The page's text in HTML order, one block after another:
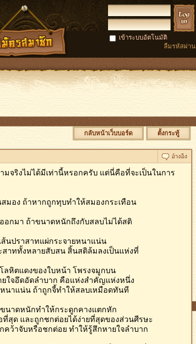
เข้าระบบอัตโนมัติ
ลืมรหัสผ่าน
กลับหน้าเว็บบอร์ด ตั้งกระทู้
มจริงไม่ได้มีเท่านี้หรอกครับ แต่นี่คือที่จะเป็นในการ
มอง ถ้าหากถูกทุบทำให้สมองกระเทือน
อกมา ถ้าขนาดหนักถึงกับสลบไม่ได้สติ
นปราสาทแผ่กระจายหนาแน่น
าททั้งหลายสับสน สิ้นสติล้มลงเป็นแห่งที่
ลหิตแดงของใบหน้า โพรงจมูกบน
ใจอึดอัดลำบาก คือแห่งสำคัญแห่งหนึ่ง
หนาแน่น ถ้าถูกจี้ทำให้สลบเหมือดทันที
นาดหนักทำให้กระดูกคางแตกหัก
สุด และถูกชกต่อยได้ง่ายที่สุดของส่วนศีรษะ
คว้าจับหรือชกต่อย ทำให้รู้สึกหายใจลำบาก